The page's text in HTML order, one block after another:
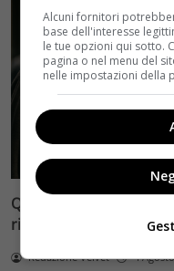
Quentin Tarantino e il
rivela riprese forse nel
Redazione Velvet 4
Alcuni fornitori
base dell'interesse
le tue opzioni qui sotto.
pagina o nel menu del
nelle impostazioni della